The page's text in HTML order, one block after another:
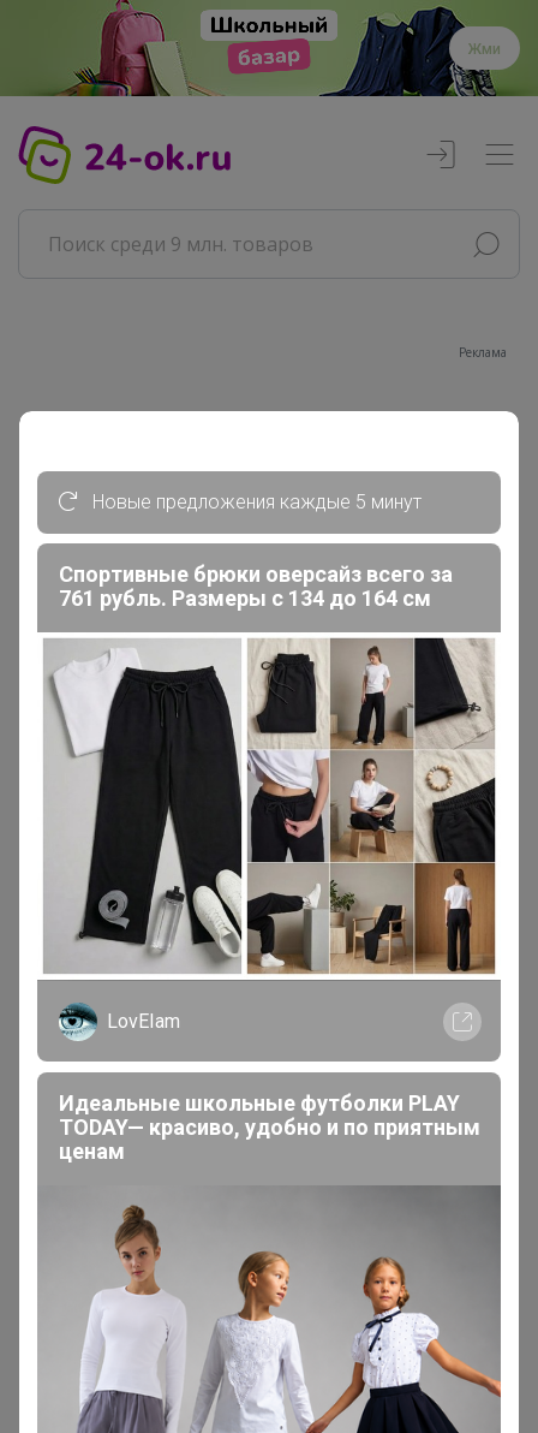
Жми
Реклама
Главная
Сообщения пользователя —
__Anna__93__
1 2 4 5
Показаны записи 1-10 из130.
__Anna__93__
Мастер СП
В теме "GREG, CASINO - футболки от 480 рублей!
Сорочки на разный рост! Поло, платья, кардиганы!"
6 октября, 2024 10:49
Artemida, добрый день. Добавьте,пожалуйста,в
каталогах не нашла:
215/118/0099/1p STRETCH Сорочка мужская длинный
рукав, рост 164-172, 42 размер
__Anna__93__
Мастер СП
В теме "GREG, CASINO - футболки от 480 рублей!
Сорочки на разный рост! Поло, платья, кардиганы!"
Новые предложения каждые 5 минут
Спортивные брюки оверсайз всего за
761 рубль. Размеры с 134 до 164 см
LovEIam
Идеальные школьные футболки PLAY
TODAY— красиво, удобно и по приятным
ценам